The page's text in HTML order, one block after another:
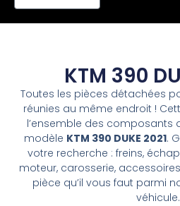
KTM 390
Toutes les pièces détachées
réunies au même endroit !
l’ensemble des composants
modèle KTM 390 DUKE 2021.
votre recherche : freins,
moteur, carosserie,
pièce qu’il vous faut parmi
véhicule.